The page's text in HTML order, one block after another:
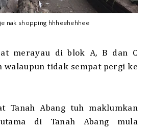
nak shopping hhheehehhee
merayau di blok A, B dan C
walaupun tidak sempat pergi ke
Tanah Abang tuh maklumkan
di Tanah Abang mula